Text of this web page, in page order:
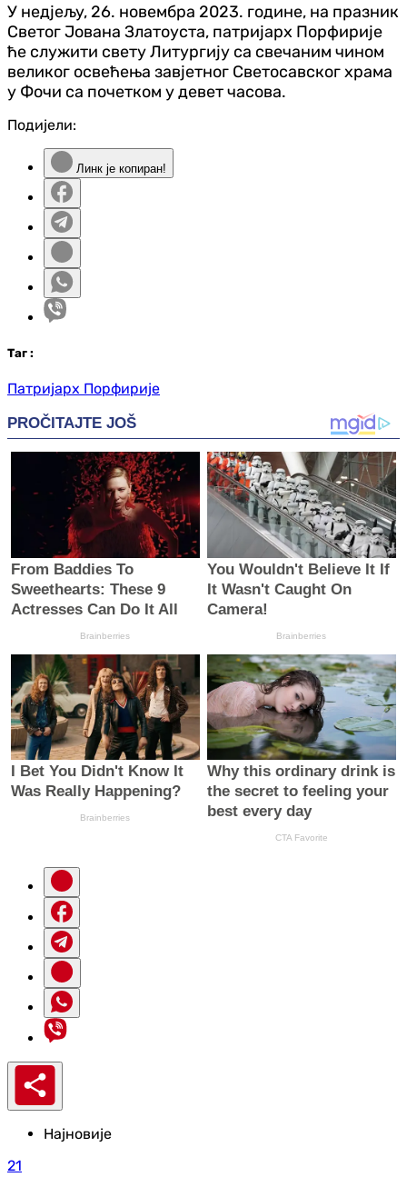
У недјељу, 26. новембра 2023. године, на празник
Светог Јована Златоуста, патријарх Порфирије
ће служити свету Литургију са свечаним чином
великог освећења завјетног Светосавског храма
у Фочи са почетком у девет часова.
Подијели:
Линк је копиран!
Таг :
Патријарх Порфирије
Најновије
21